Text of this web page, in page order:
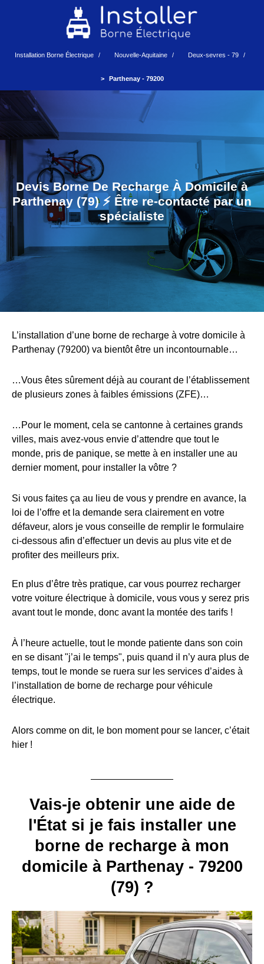
Installation Borne Électrique Nouvelle-Aquitaine Deux-sevres - 79
Parthenay - 79200
Devis Borne De Recharge À Domicile à
Parthenay (79) ⚡️ Être re-contacté par un
spécialiste
L’installation d’une borne de recharge à votre domicile à
Parthenay (79200) va bientôt être un incontournable…
…Vous êtes sûrement déjà au courant de l’établissement
de plusieurs zones à faibles émissions (ZFE)…
…Pour le moment, cela se cantonne à certaines grands
villes, mais avez-vous envie d’attendre que tout le
monde, pris de panique, se mette à en installer une au
dernier moment, pour installer la vôtre ?
Si vous faites ça au lieu de vous y prendre en avance, la
loi de l’offre et la demande sera clairement en votre
défaveur, alors je vous conseille de remplir le formulaire
ci-dessous afin d’effectuer un devis au plus vite et de
profiter des meilleurs prix.
En plus d’être très pratique, car vous pourrez recharger
votre voiture électrique à domicile, vous vous y serez pris
avant tout le monde, donc avant la montée des tarifs !
À l’heure actuelle, tout le monde patiente dans son coin
en se disant "j’ai le temps", puis quand il n’y aura plus de
temps, tout le monde se ruera sur les services d’aides à
l’installation de borne de recharge pour véhicule
électrique.
Alors comme on dit, le bon moment pour se lancer, c’était
hier !
Vais-je obtenir une aide de
l'État si je fais installer une
borne de recharge à mon
domicile à Parthenay - 79200
(79) ?